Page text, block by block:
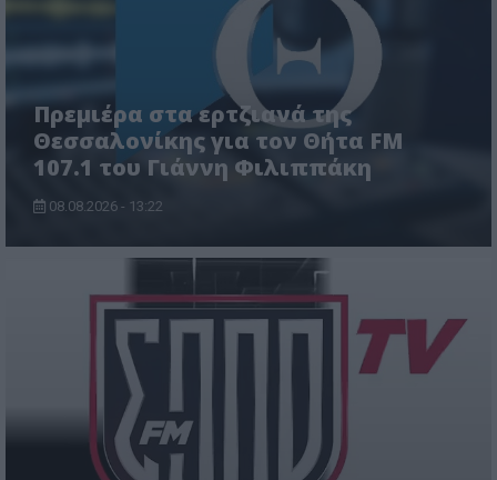
Πρεμιέρα στα ερτζιανά της
Θεσσαλονίκης για τον Θήτα FM
107.1 του Γιάννη Φιλιππάκη
08.08.2026 - 13:22